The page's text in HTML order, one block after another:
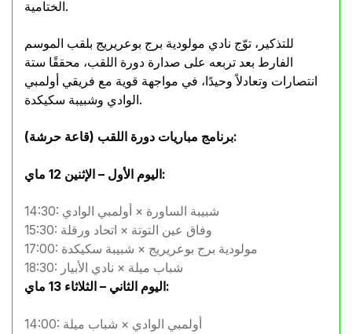
الختامية.
للتذكير، توّج نادي مولودية برج بوعريريج بلقب الموسم
الفارط بعد تربعه على صدارة دورة اللقب، محققًا ستة
انتصارات وتعادلاً وحيدًا، في مواجهة قوية مع فريقي أولمبي
الوادي وشبيبة سكيكدة.
برنامج مباريات دورة اللقب (قاعة حرشة):
اليوم الأول – الإثنين 12 ماي:
14:30: شبيبة الساورة × أولمبي الوادي
15:30: وفاق عين التوتة × اتحاد ورقلة
17:00: مولودية برج بوعريريج × شبيبة سكيكدة
18:30: شباب ميلة × نادي الأبيار
اليوم الثاني – الثلاثاء 13 ماي:
14:00: أولمبي الوادي × شباب ميلة